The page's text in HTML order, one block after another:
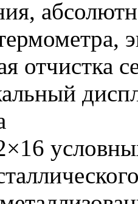
отчистка